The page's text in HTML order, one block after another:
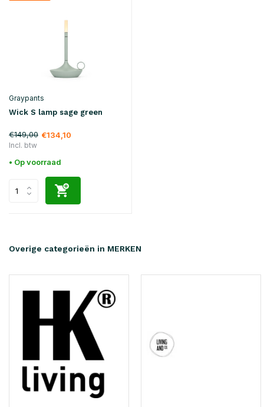
Graypants
Wick S lamp sage green
€149,00 €134,10
Incl. btw
• Op voorraad
Overige categorieën in MERKEN